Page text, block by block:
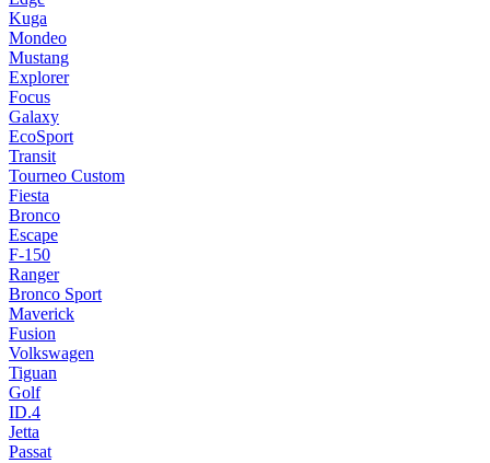
Kuga
Mondeo
Mustang
Explorer
Focus
Galaxy
EcoSport
Transit
Tourneo Custom
Fiesta
Bronco
Escape
F-150
Ranger
Bronco Sport
Maverick
Fusion
Volkswagen
Tiguan
Golf
ID.4
Jetta
Passat